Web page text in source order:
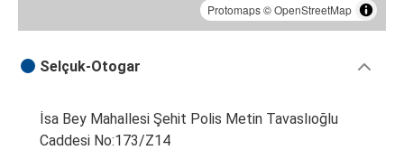
Protomaps©OpenStreetMap
Selçuk-Otogar
İsa Bey Mahallesi Şehit Polis Metin Tavaslıoğlu
Caddesi No:173/Z14